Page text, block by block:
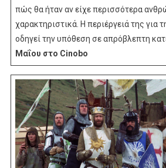
πώς θα ήταν αν είχε περισσότερα
χαρακτηριστικά. Η περιέργειά της για
οδηγεί την υπόθεση σε απρόβλεπτη
Μαΐου στο Cinobo